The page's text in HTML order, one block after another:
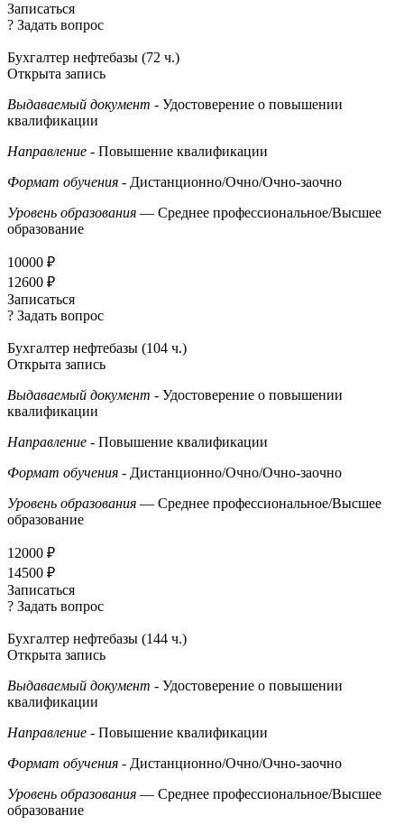
Записаться
? Задать вопрос
Бухгалтер нефтебазы (72 ч.)
Открыта запись
Выдаваемый документ - Удостоверение о повышении
квалификации
Направление - Повышение квалификации
Формат обучения - Дистанционно/Очно/Очно-заочно
Уровень образования — Среднее профессиональное/Высшее
образование
10000 ₽
12600 ₽
Записаться
? Задать вопрос
Бухгалтер нефтебазы (104 ч.)
Открыта запись
Выдаваемый документ - Удостоверение о повышении
квалификации
Направление - Повышение квалификации
Формат обучения - Дистанционно/Очно/Очно-заочно
Уровень образования — Среднее профессиональное/Высшее
образование
12000 ₽
14500 ₽
Записаться
? Задать вопрос
Бухгалтер нефтебазы (144 ч.)
Открыта запись
Выдаваемый документ - Удостоверение о повышении
квалификации
Направление - Повышение квалификации
Формат обучения - Дистанционно/Очно/Очно-заочно
Уровень образования — Среднее профессиональное/Высшее
образование